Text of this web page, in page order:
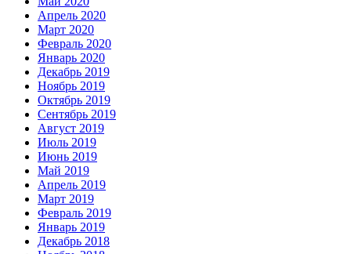
Апрель 2020
Март 2020
Февраль 2020
Январь 2020
Декабрь 2019
Ноябрь 2019
Октябрь 2019
Сентябрь 2019
Август 2019
Июль 2019
Июнь 2019
Май 2019
Апрель 2019
Март 2019
Февраль 2019
Январь 2019
Декабрь 2018